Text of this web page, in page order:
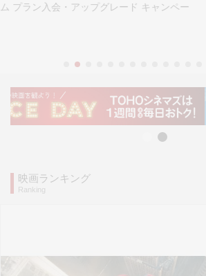
世界一“エゴイスト”なストライカーの座を
映画ランキング
Ranking